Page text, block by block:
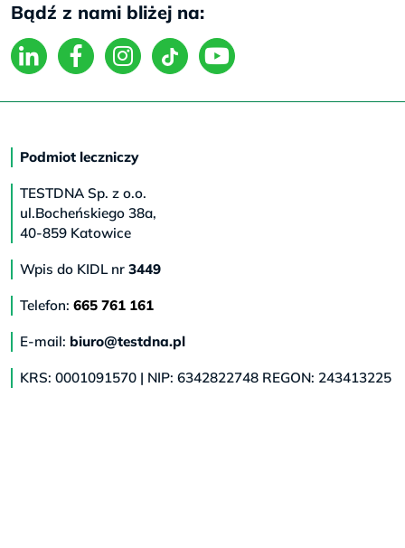
Bądź z nami bliżej na:
Podmiot leczniczy
TESTDNA Sp. z o.o.
ul.Bocheńskiego 38a,
40-859 Katowice
Wpis do KIDL nr 3449
Telefon: 665 761 161
E-mail: biuro@testdna.pl
KRS: 0001091570 | NIP: 6342822748 REGON: 243413225